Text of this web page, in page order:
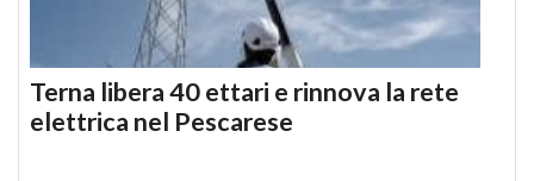
Terna libera 40 ettari e rinnova la rete
elettrica nel Pescarese